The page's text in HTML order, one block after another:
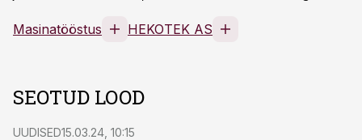
Masinatööstus HEKOTEK AS
SEOTUD LOOD
UUDISED15.03.24, 10:15